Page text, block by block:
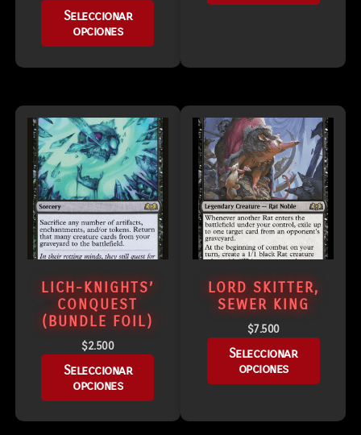
Seleccionar
opciones
LICH-KNIGHTS’
CONQUEST
(BUNDLE FOIL)
$2.500
Seleccionar
opciones
LORD SKITTER,
SEWER KING
$7.500
Seleccionar
opciones